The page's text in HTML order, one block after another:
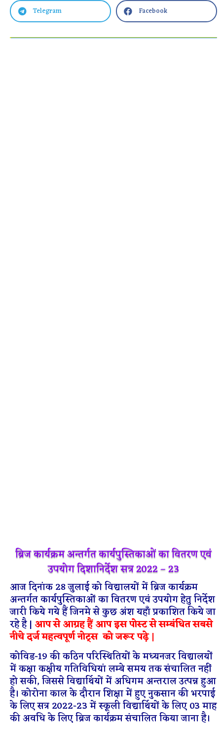
 Telegram  Facebook
ब्रिज कार्यक्रम अन्तर्गत कार्यपुस्तिकाओं का वितरण एवं
उपयोग दिशानिर्देश सत्र 2022 – 23
आज दिनांक 28 जुलाई को विद्यालयों में ब्रिज कार्यक्रम
अन्तर्गत कार्यपुस्तिकाओं का वितरण एवं उपयोग हेतु निर्देश
जारी किये गये हैं जिनमे से कुछ अंश यहाँ प्रकाशित किये जा
रहे है | आप से आग्रह हैं आप इस पोस्ट से सम्बंधित सबसे
नीचे दर्ज महत्वपूर्ण नोट्स को जरूर पढ़े |
कोविड-19 की कठिन परिस्थितियों के मध्यनजर विद्यालयों
में कक्षा कक्षीय गतिविधियां लम्बे समय तक संचालित नहीं
हो सकी, जिससे विद्यार्थियों में अधिगम अन्तराल उत्पन्न हुआ
है। कोरोना काल के दौरान शिक्षा में हुए नुकसान की भरपाई
के लिए सत्र 2022-23 में स्कूली विद्यार्थियों के लिए 03 माह
की अवधि के लिए ब्रिज कार्यक्रम संचालित किया जाना है।